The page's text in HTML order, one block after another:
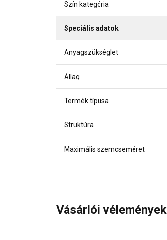
Szín kategória
Speciális adatok
Anyagszükséglet
Állag
Termék típusa
Struktúra
Maximális szemcseméret
Vásárlói vélemények